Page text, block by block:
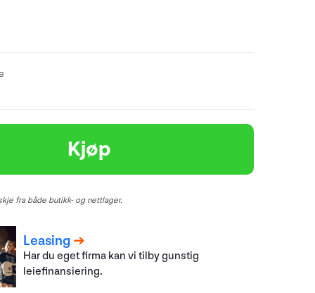
Kjøp
fra både butikk- og nettlager.
Leasing
Har du eget firma kan vi tilby gunstig
leiefinansiering.